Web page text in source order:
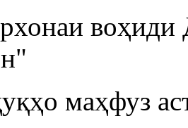
воҳиди
маҳфуз